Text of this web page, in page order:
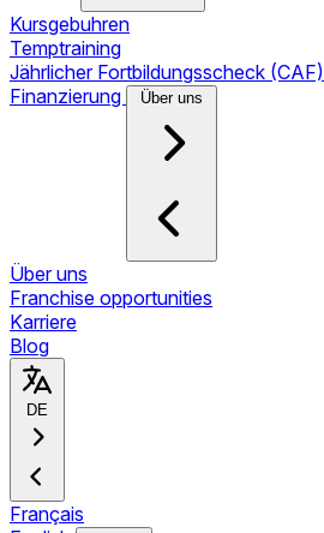
Kursgebuhren
Temptraining
Jährlicher Fortbildungsscheck (CAF)
Finanzierung
Über uns
Über uns
Franchise opportunities
Karriere
Blog
DE
Français